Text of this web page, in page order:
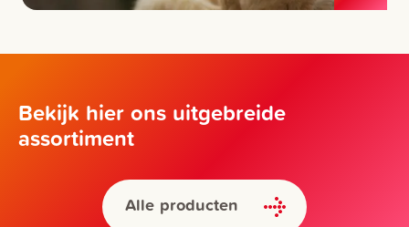
Bekijk hier ons uitgebreide
assortiment
Alle producten